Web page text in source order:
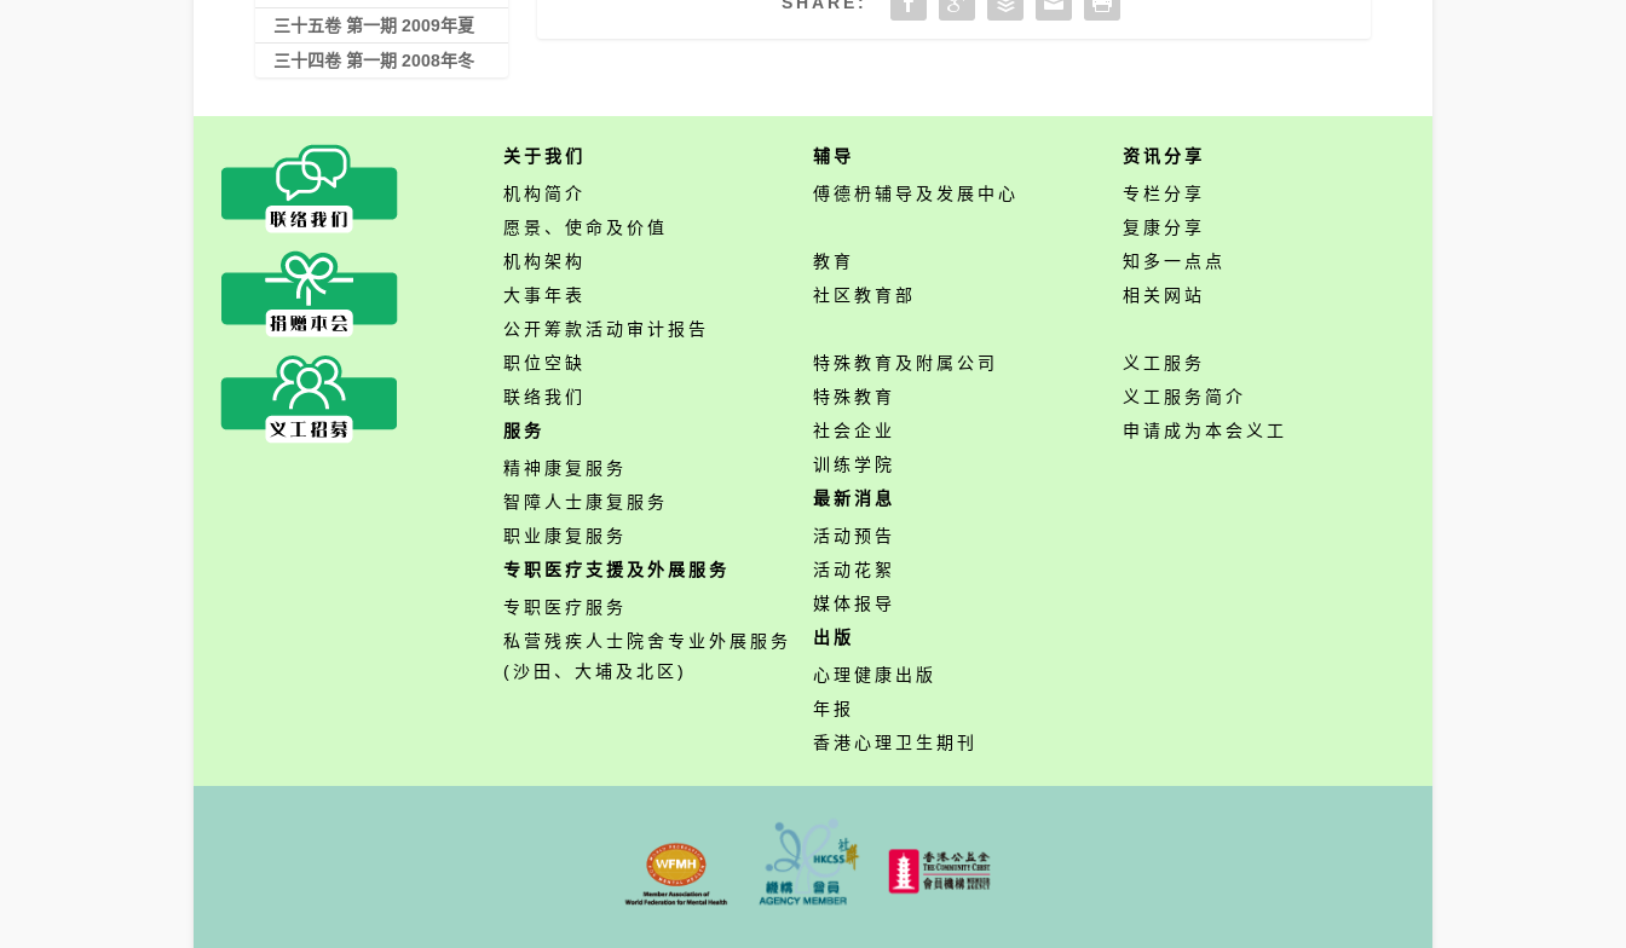
三十五卷 第一期 2009年夏
三十四卷 第一期 2008年冬
关于我们
机构简介
愿景、使命及价值
机构架构
大事年表
公开筹款活动审计报告
职位空缺
联络我们
服务
精神康复服务
智障人士康复服务
职业康复服务
专职医疗支援及外展服务
专职医疗服务
私营残疾人士院舍专业外展服务
(沙田、大埔及北区)
辅导
傅德枬辅导及发展中心
教育
社区教育部
特殊教育及附属公司
特殊教育
社会企业
训练学院
最新消息
活动预告
活动花絮
媒体报导
出版
心理健康出版
年报
香港心理卫生期刊
资讯分享
专栏分享
复康分享
知多一点点
相关网站
义工服务
义工服务简介
申请成为本会义工